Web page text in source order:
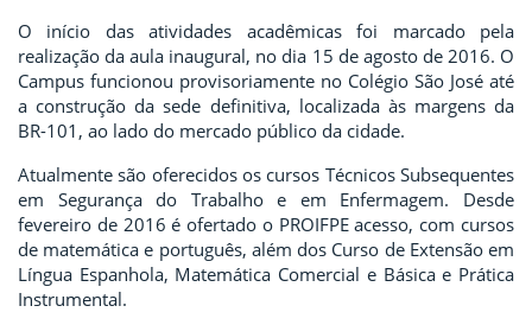
O início das atividades acadêmicas foi marcado pela
realização da aula inaugural, no dia 15 de agosto de 2016. O
Campus funcionou provisoriamente no Colégio São José até
a construção da sede definitiva, localizada às margens da
BR-101, ao lado do mercado público da cidade.
Atualmente são oferecidos os cursos Técnicos Subsequentes
em Segurança do Trabalho e em Enfermagem. Desde
fevereiro de 2016 é ofertado o PROIFPE acesso, com cursos
de matemática e português, além dos Curso de Extensão em
Língua Espanhola, Matemática Comercial e Básica e Prática
Instrumental.